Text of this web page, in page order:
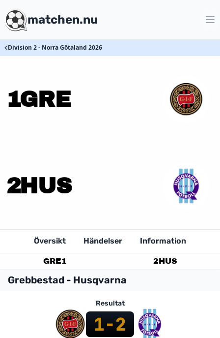
matchen.nu
Division 2 - Norra Götaland 2026
1GRE
2HUS
Översikt Händelser Information
GRE1 2HUS
Grebbestad - Husqvarna
Resultat
1-2